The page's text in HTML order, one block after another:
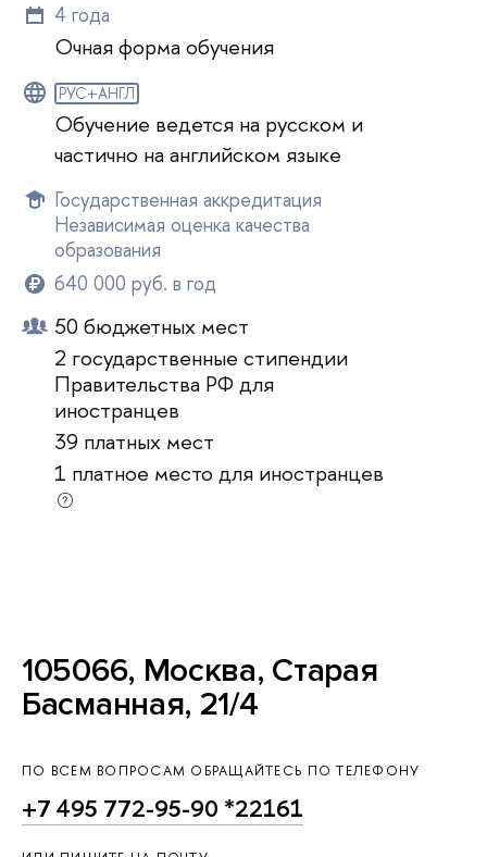
4 года
Очная форма обучения
РУС+АНГЛ
Обучение ведется на русском и
частично на английском языке
Государственная аккредитация
Независимая оценка качества
образования
640 000 руб. в год
50 бюджетных мест
2 государственные стипендии
Правительства РФ для
иностранцев
39 платных мест
1 платное место для иностранцев
105066, Москва, Старая
Басманная, 21/4
ПО ВСЕМ ВОПРОСАМ ОБРАЩАЙТЕСЬ ПО ТЕЛЕФОНУ
+7 495 772-95-90 *22161